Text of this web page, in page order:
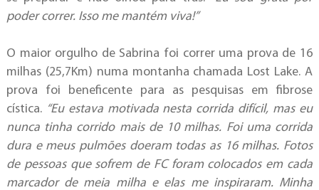
poder correr. Isso me mantém viva!”
O maior orgulho de Sabrina foi correr uma prova de 16
milhas (25,7Km) numa montanha chamada Lost Lake. A
prova foi beneficente para as pesquisas em fibrose
cística. “Eu estava motivada nesta corrida difícil, mas eu
nunca tinha corrido mais de 10 milhas. Foi uma corrida
dura e meus pulmões doeram todas as 16 milhas. Fotos
de pessoas que sofrem de FC foram colocados em cada
marcador de meia milha e elas me inspiraram. Minha